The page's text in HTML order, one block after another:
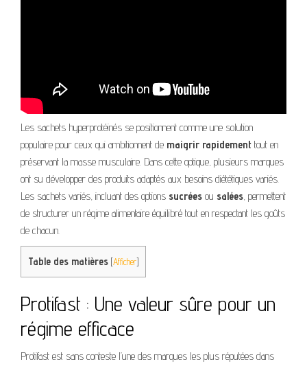
Les sachets hyperprotéinés se positionnent comme une solution
populaire pour ceux qui ambitionnent de maigrir rapidement tout en
préservant la masse musculaire. Dans cette optique, plusieurs marques
ont su développer des produits adaptés aux besoins diététiques variés.
Les sachets variés, incluant des options sucrées ou salées, permettent
de structurer un régime alimentaire équilibré tout en respectant les goûts
de chacun.
Table des matières [Afficher]
Protifast : Une valeur sûre pour un
régime efficace
Protifast est sans conteste l’une des marques les plus réputées dans